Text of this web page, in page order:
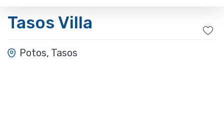
Tasos Villa
Potos, Tasos